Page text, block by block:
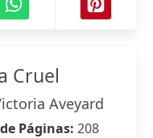
Cruel
Aveyard
Páginas: 208